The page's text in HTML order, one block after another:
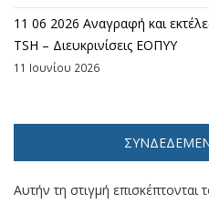
11 06 2026 Αναγραφή και
TSH – Διευκρινίσεις ΕΟΠΥΥ
11 Ιουνίου 2026
Αυτήν τη στιγμή επισκέπτονται